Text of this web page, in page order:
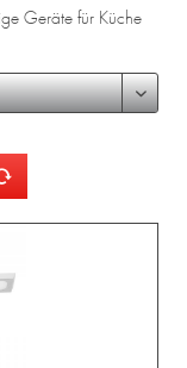
Geräte für Küche